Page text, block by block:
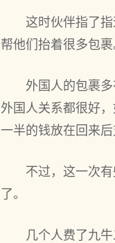
这时伙伴指了
帮他们抬着很多包裹
外国人的包裹
外国人关系都很好
一半的钱放在回来
不过，这一次
了。
几个人费了九